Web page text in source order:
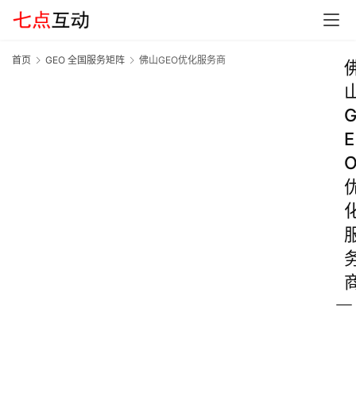
首页 GEO 全国服务矩阵 佛山GEO优化服务商
G
E